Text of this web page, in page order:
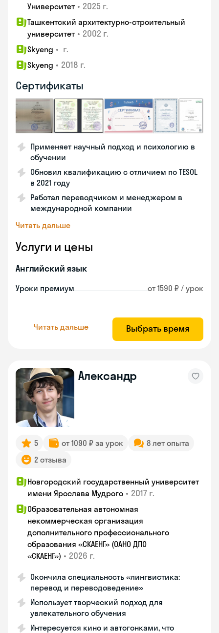
Университет • 2025 г.
Ташкентский архитектурно-строительный
университет • 2002 г.
Skyeng • г.
Skyeng • 2018 г.
Сертификаты
Применяет научный подход и психологию в
обучении
Обновил квалификацию с отличием по TESOL
в 2021 году
Работал переводчиком и менеджером в
международной компании
Читать дальше
Услуги и цены
Английский язык
Уроки премиум от 1590 ₽ / урок
Читать дальше Выбрать время
Александр
5 от 1090 ₽ за урок
8 лет опыта
2 отзыва
Новгородский государственный университет
имени Ярослава Мудрого • 2017 г.
Образовательная автономная
некоммерческая организация
дополнительного профессионального
образования «СКАЕНГ» (ОАНО ДПО
«СКАЕНГ») • 2026 г.
Окончила специальность «лингвистика:
перевод и переводоведение»
Использует творческий подход для
увлекательного обучения
Интересуется кино и автогонками, что